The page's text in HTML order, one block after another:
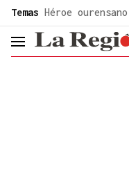
common.go-to-content
Temas Héroe ourensano
header.menu.open